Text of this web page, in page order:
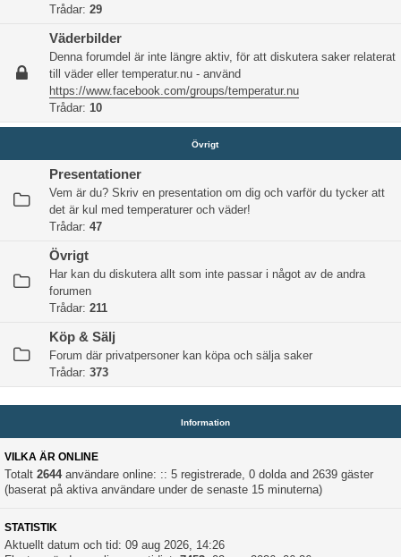
Trådar: 29
Väderbilder
Denna forumdel är inte längre aktiv, för att diskutera saker relaterat
till väder eller temperatur.nu - använd
https://www.facebook.com/groups/temperatur.nu
Trådar: 10
Övrigt
Presentationer
Vem är du? Skriv en presentation om dig och varför du tycker att
det är kul med temperaturer och väder!
Trådar: 47
Övrigt
Har kan du diskutera allt som inte passar i något av de andra
forumen
Trådar: 211
Köp & Sälj
Forum där privatpersoner kan köpa och sälja saker
Trådar: 373
Information
VILKA ÄR ONLINE
Totalt 2644användare online: :: 5 registrerade, 0 dolda and 2639 gäster
(baserat på aktiva användare under de senaste 15 minuterna)
STATISTIK
Aktuellt datum och tid: 09 aug 2026, 14:26